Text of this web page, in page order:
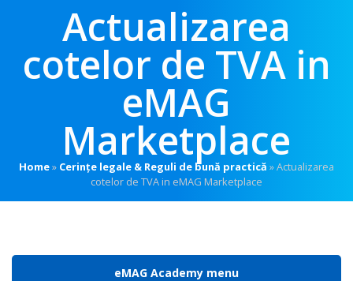
Actualizarea
cotelor de TVA in
eMAG
Marketplace
Home» Cerințe legale & Reguli de bună practică »Actualizarea
cotelor de TVA in eMAG Marketplace
eMAG Academy menu